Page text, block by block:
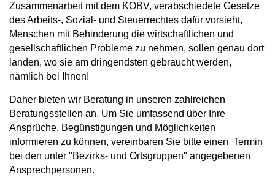
Zusammenarbeit mit dem KOBV, verabschiedete Gesetze
des Arbeits-, Sozial- und Steuerrechtes dafür vorsieht,
Menschen mit Behinderung die wirtschaftlichen und
gesellschaftlichen Probleme zu nehmen, sollen genau dort
landen, wo sie am dringendsten gebraucht werden,
nämlich bei Ihnen!
Daher bieten wir Beratung in unseren zahlreichen
Beratungsstellen an. Um Sie umfassend über Ihre
Ansprüche, Begünstigungen und Möglichkeiten
informieren zu können, vereinbaren Sie bitte einen Termin
bei den unter "Bezirks- und Ortsgruppen" angegebenen
Ansprechpersonen.